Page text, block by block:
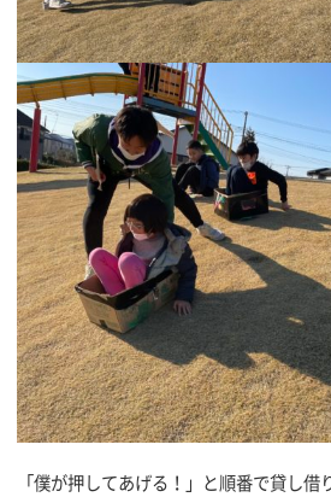
「僕が押してあげる！」と順番で貸し借